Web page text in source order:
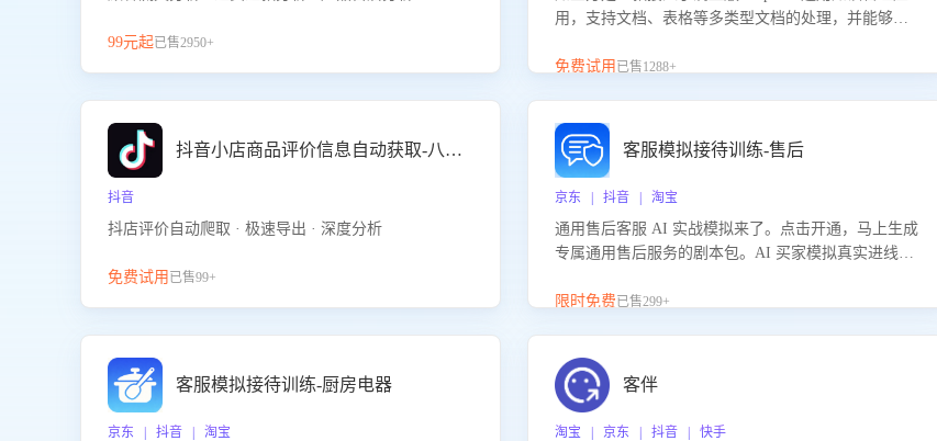
99元起已售2950+
用，支持文档、表格等多类型文档的处理，并能够基
景提供强大的知识支持，帮助用户高效管理和利用知
免费试用 已售1288+
抖音小店商品评价信息自动获取-八爪鱼
抖音
抖店评价自动爬取 · 极速导出 · 深度分析
免费试用 已售99+
客服模拟接待训练-售后
京东 | 抖音 | 淘宝
通用售后客服 AI 实战模拟来了。点击开通，马上生成
专属通用售后服务的剧本包。AI 买家模拟真实进线咨
咨询等售后场景的应对要点，轻松提升服务能力。
限时免费已售299+
客服模拟接待训练-厨房电器
京东 | 抖音 | 淘宝
客伴
淘宝 | 京东 | 抖音 | 快手